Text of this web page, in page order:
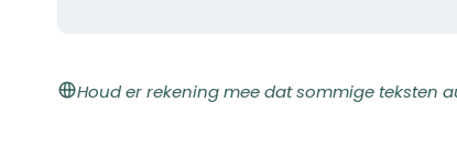
Houd er rekening mee dat sommige teksten